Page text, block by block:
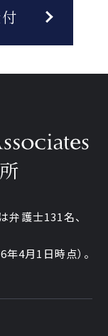
護士131名、
年4月1日時点）。